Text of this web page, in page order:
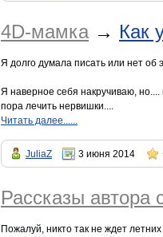
4D-мамка → Как
Я долго думала писать или нет об
Я наверное себя накручиваю, но....
пора лечить нервишки....
Читать далее......
JuliaZ 3 июня 2014
Рассказы автора
Пожалуй, никто так не ждет